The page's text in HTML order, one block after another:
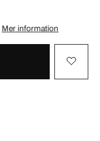
Mer information